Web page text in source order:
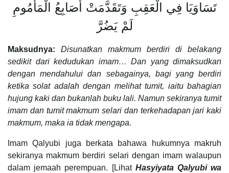
تَسَاوَيَا فِي الْعَقِبِ وَتَقَدَّمَتْ أَصَابِعُ الْمَأْمُومِ
لَمْ يَضُرَّ
Maksudnya: Disunatkan makmum berdiri di belakang
sedikit dari kedudukan imam… Dan yang dimaksudkan
dengan mendahului dan sebagainya, bagi yang berdiri
ketika solat adalah dengan melihat tumit, iaitu bahagian
hujung kaki dan bukanlah buku lali. Namun sekiranya tumit
imam dan tumit makmum selari dan terkehadapan jari kaki
makmum, maka ia tidak mengapa.
Imam Qalyubi juga berkata bahawa hukumnya makruh
sekiranya makmum berdiri selari dengan imam walaupun
dalam jemaah perempuan. [Lihat Hasyiyata Qalyubi wa